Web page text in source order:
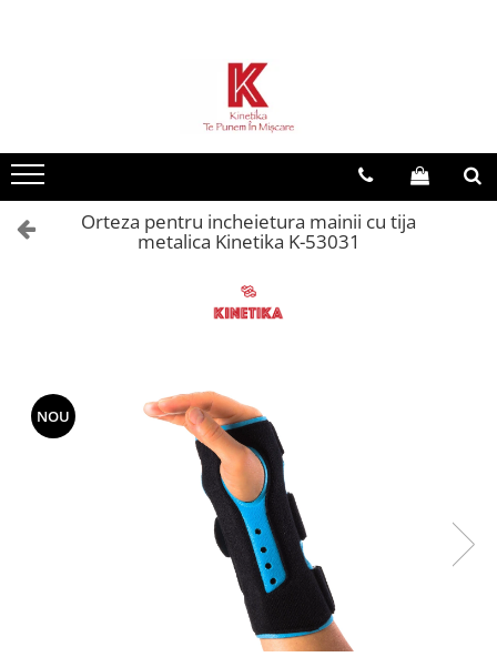
Dispozitive de mers
Scaune cu rotile
Orteze
Remedii naturiste
Investigare si diagnostic
Orteza pentru incheietura mainii cu tija
metalica Kinetika K-53031
NOU